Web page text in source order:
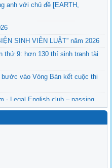
anh với chủ đề [EARTH,
SINH VIÊN LUẬT” năm 2026
thứ 9: hơn 130 thí sinh tranh tài
vào Vòng Bán kết cuộc thi
- Legal English club – passing
05-2026
sĩ ngày 26/06/2026